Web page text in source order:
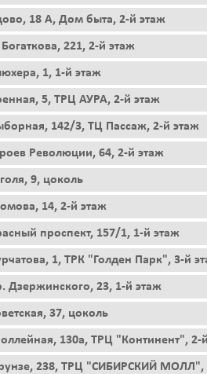
18 А, Дом быта, 2-й этаж
221, 2-й этаж
1, 1-й этаж
5, ТРЦ АУРА, 2-й этаж
142/3, ТЦ Пассаж, 2-й этаж
Революции, 64, 2-й этаж
9, цоколь
14, 2-й этаж
проспект, 157/1, 1-й этаж
1, ТРК "Голден Парк", 3-й
Дзержинского, 23, 1-й этаж
37, цоколь
130а, ТРЦ "Континент", 2-
238, ТРЦ "СИБИРСКИЙ МОЛЛ",